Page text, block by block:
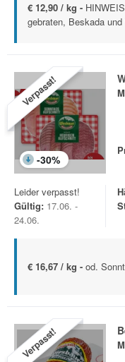
€ 12,90 / kg -
gebraten, Beskada
Verpasst!
-30%
Leider verpasst!
Gültig: 17.06. -
24.06.
€ 16,67 / kg - od.
Verpasst!